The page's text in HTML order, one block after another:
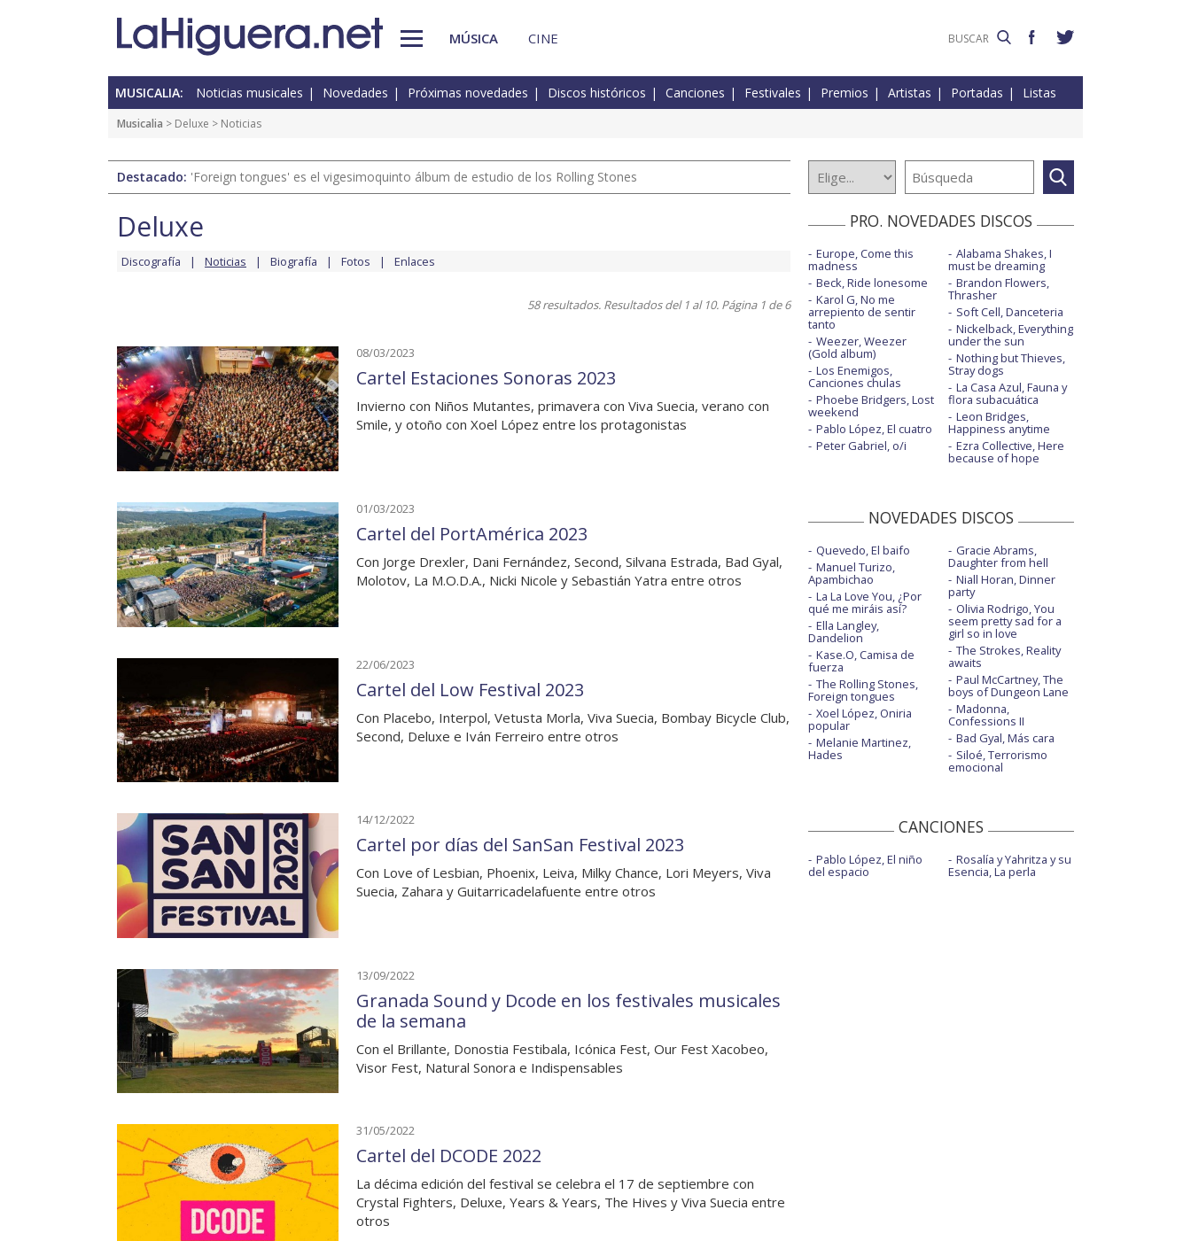
MÚSICA CINE
MUSICALIA: Noticias musicales Novedades Próximas novedades Discos históricos Canciones Festivales Premios Artistas Portadas Listas
Musicalia > Deluxe > Noticias
Destacado: 'Foreign tongues' es el vigesimoquinto álbum de estudio de los Rolling Stones
Deluxe
Discografía Noticias Biografía Fotos Enlaces
58 resultados. Resultados del 1 al 10. Página 1 de 6
08/03/2023
Cartel Estaciones Sonoras 2023
Invierno con Niños Mutantes, primavera con Viva Suecia, verano con
Smile, y otoño con Xoel López entre los protagonistas
01/03/2023
Cartel del PortAmérica 2023
Con Jorge Drexler, Dani Fernández, Second, Silvana Estrada, Bad Gyal,
Molotov, La M.O.D.A., Nicki Nicole y Sebastián Yatra entre otros
22/06/2023
Cartel del Low Festival 2023
Con Placebo, Interpol, Vetusta Morla, Viva Suecia, Bombay Bicycle Club,
Second, Deluxe e Iván Ferreiro entre otros
14/12/2022
Cartel por días del SanSan Festival 2023
Con Love of Lesbian, Phoenix, Leiva, Milky Chance, Lori Meyers, Viva
Suecia, Zahara y Guitarricadelafuente entre otros
13/09/2022
Granada Sound y Dcode en los festivales musicales
de la semana
Con el Brillante, Donostia Festibala, Icónica Fest, Our Fest Xacobeo,
Visor Fest, Natural Sonora e Indispensables
31/05/2022
Cartel del DCODE 2022
La décima edición del festival se celebra el 17 de septiembre con
Crystal Fighters, Deluxe, Years & Years, The Hives y Viva Suecia entre
otros
PRO. NOVEDADES DISCOS
Europe, Come this
madness
Beck, Ride lonesome
Karol G, No me
arrepiento de sentir
tanto
Weezer, Weezer
(Gold album)
Los Enemigos,
Canciones chulas
Phoebe Bridgers, Lost
weekend
Pablo López, El cuatro
Peter Gabriel, o/i
Alabama Shakes, I
must be dreaming
Brandon Flowers,
Thrasher
Soft Cell, Danceteria
Nickelback, Everything
under the sun
Nothing but Thieves,
Stray dogs
La Casa Azul, Fauna y
flora subacuática
Leon Bridges,
Happiness anytime
Ezra Collective, Here
because of hope
NOVEDADES DISCOS
Quevedo, El baifo
Manuel Turizo,
Apambichao
La La Love You, ¿Por
qué me miráis así?
Ella Langley,
Dandelion
Kase.O, Camisa de
fuerza
The Rolling Stones,
Foreign tongues
Xoel López, Oniria
popular
Melanie Martinez,
Hades
Gracie Abrams,
Daughter from hell
Niall Horan, Dinner
party
Olivia Rodrigo, You
seem pretty sad for a
girl so in love
The Strokes, Reality
awaits
Paul McCartney, The
boys of Dungeon Lane
Madonna,
Confessions II
Bad Gyal, Más cara
Siloé, Terrorismo
emocional
CANCIONES
Pablo López, El niño
del espacio
Rosalía y Yahritza y su
Esencia, La perla